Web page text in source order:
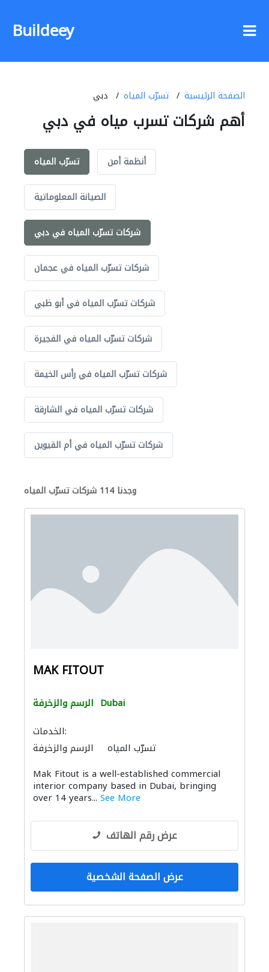
Buildeey
الصفحة الرئيسية تسرّب المياه دبي
أهم شركات تسرب مياه في دبي
تسرّب المياه أنظمة أمن
الصيانة المعلوماتية
شركات تسرّب المياه في دبي
شركات تسرّب المياه في عجمان
شركات تسرّب المياه في أبو ظبي
شركات تسرّب المياه في الفجيرة
شركات تسرّب المياه في رأس الخيمة
شركات تسرّب المياه في الشارقة
شركات تسرّب المياه في أم القيوين
وجدنا 114 شركات تسرّب المياه
MAK FITOUT
الرسم والزخرفة Dubai
الخدمات:
الرسم والزخرفة
تسرّب المياه
Mak Fitout is a well-established commercial
interior company based in Dubai, bringing
over 14 years... See More
عرض رقم الهاتف
عرض الصفحة الشخصية